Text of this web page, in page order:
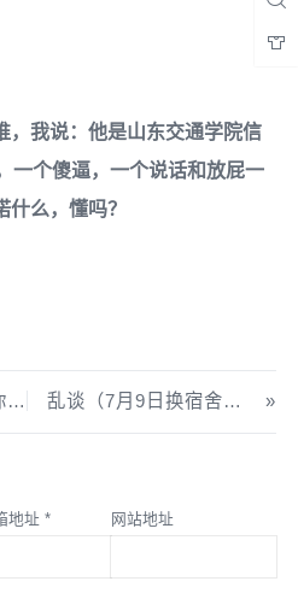
，我说：他是山东交通学院信
一个傻逼，一个说话和放屁一
么，懂吗？
乱谈（7月9日换宿舍后）
地址 * 网站地址